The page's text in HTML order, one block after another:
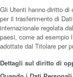
Gli Utenti hanno diritto di
per il trasferimento di
internazionale regolata
paesi, come ad esempio
adottate dal Titolare per
Dettagli sul diritto di